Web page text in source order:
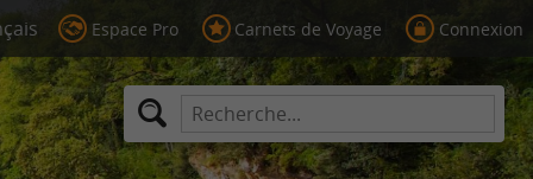
Espace Pro Carnets de Voyage Connexion